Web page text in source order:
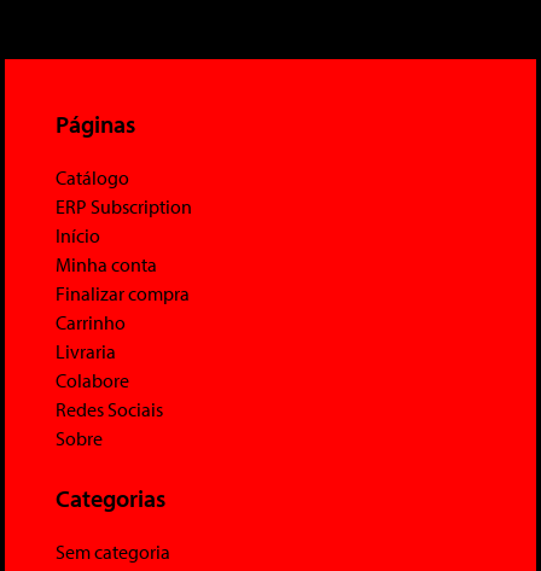
Páginas
Catálogo
ERP Subscription
Início
Minha conta
Finalizar compra
Carrinho
Livraria
Colabore
Redes Sociais
Sobre
Categorias
Sem categoria